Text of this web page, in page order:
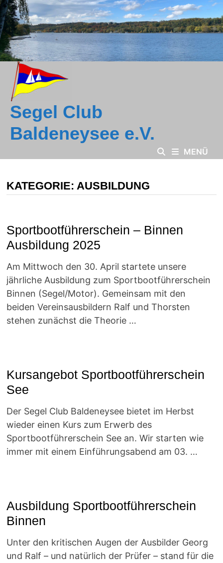
Zum
Inhalt
springen
Segel Club
Baldeneysee e.V.
MENÜ
KATEGORIE: AUSBILDUNG
Sportbootführerschein – Binnen
Ausbildung 2025
Am Mittwoch den 30. April startete unsere
jährliche Ausbildung zum Sportbootführerschein
Binnen (Segel/Motor). Gemeinsam mit den
beiden Vereinsausbildern Ralf und Thorsten
stehen zunächst die Theorie …
Kursangebot Sportbootführerschein
See
Der Segel Club Baldeneysee bietet im Herbst
wieder einen Kurs zum Erwerb des
Sportbootführerschein See an. Wir starten wie
immer mit einem Einführungsabend am 03. …
Ausbildung Sportbootführerschein
Binnen
Unter den kritischen Augen der Ausbilder Georg
und Ralf – und natürlich der Prüfer – stand für die